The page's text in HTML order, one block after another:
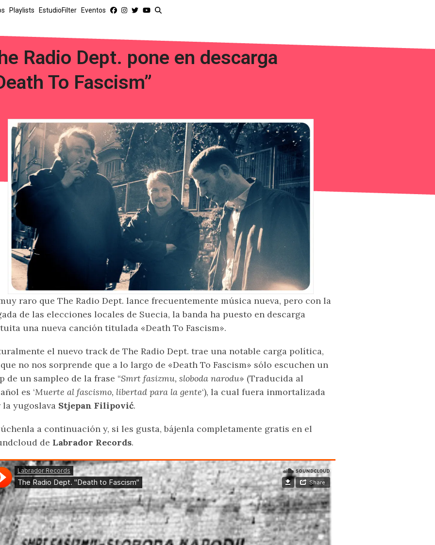
Playlists EstudioFilter Eventos
Radio Dept. pone en descarga
To Fascism”
raro que The Radio Dept. lance frecuentemente música nueva, pero con la
de las elecciones locales de Suecia, la banda ha puesto en descarga
una nueva canción titulada «Death To Fascism».
el nuevo track de The Radio Dept. trae una notable carga política,
no nos sorprende que a lo largo de «Death To Fascism» sólo escuchen un
de un sampleo de la frase “Smrt fasizmu, sloboda narodu» (Traducida al
es ‘Muerte al fascismo, libertad para la gente‘), la cual fuera inmortalizada
la yugoslava Stjepan Filipović.
a continuación y, si les gusta, bájenla completamente gratis en el
de Labrador Records.